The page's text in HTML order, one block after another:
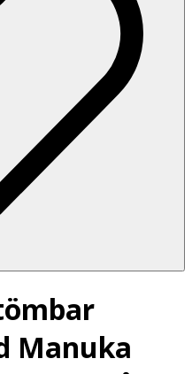
Manuka